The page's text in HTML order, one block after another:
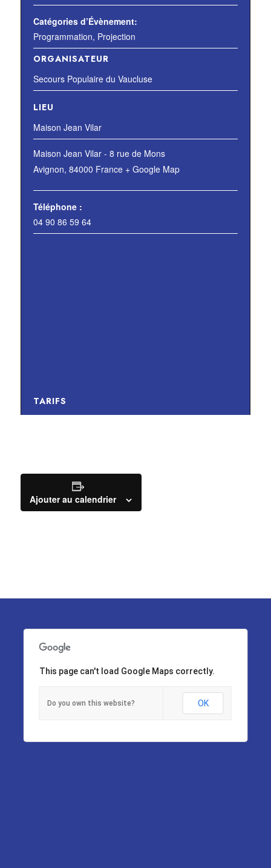
Catégories d’Évènement:
Programmation, Projection
ORGANISATEUR
Secours Populaire du Vaucluse
LIEU
Maison Jean Vilar
Maison Jean Vilar - 8 rue de Mons
Avignon, 84000 France + Google Map
Téléphone :
04 90 86 59 64
TARIFS
Ajouter au calendrier
This page can't load Google Maps correctly.
Do you own this website? OK